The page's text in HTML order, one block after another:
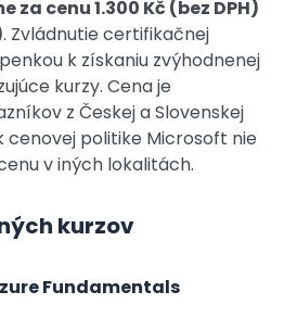
cenu 1.300 Kč (bez DPH)
. Zvládnutie certifikačnej
k získaniu zvýhodnenej
kurzy. Cena je
z Českej a Slovenskej
cenovej politike Microsoft nie
v iných lokalitách.
kurzov
Fundamentals